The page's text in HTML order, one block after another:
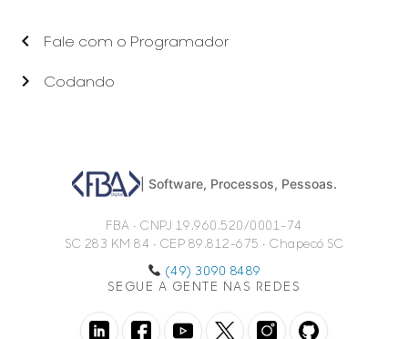
chevron_left Fale com o Programador
Codando
chevron_right
| Software, Processos, Pessoas.
FBA • CNPJ 19.960.520/0001-74
SC 283 KM 84 • CEP 89.812-675 • Chapecó SC
(49) 3090 8489
SEGUE A GENTE NAS REDES